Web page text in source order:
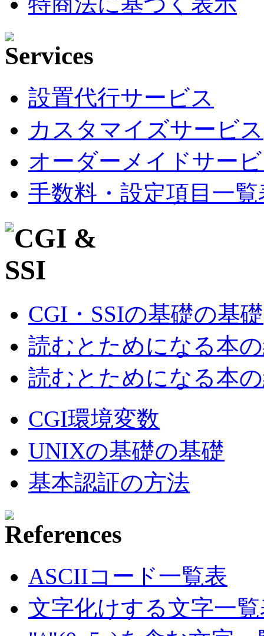
設置代行サービス
カスタマイズサービス
オーダーメイドサー
手数料・設定項目一覧
CGI・SSIの基礎の基礎
読むとためになる本
読むとためになる本
CGI環境変数
UNIXの基礎の基礎
基本認証の方法
ASCIIコード一覧表
文字化けする文字一